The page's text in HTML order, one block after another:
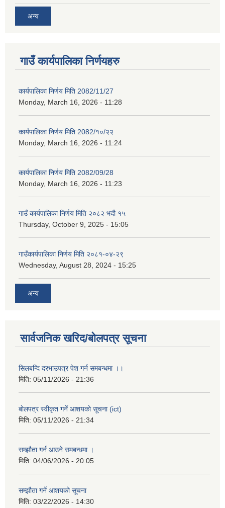
अन्य
गाउँ कार्यपालिका निर्णयहरु
कार्यपालिका निर्णय मिति 2082/11/27
Monday, March 16, 2026 - 11:28
कार्यपालिका निर्णय मिति 2082/१०/२२
Monday, March 16, 2026 - 11:24
कार्यपालिका निर्णय मिति 2082/09/28
Monday, March 16, 2026 - 11:23
गाउँ कार्यपालिका निर्णय मिति २०८२ भदौ १५
Thursday, October 9, 2025 - 15:05
गाउँकार्यपालिका निर्णय मिति २०८१-०४-२९
Wednesday, August 28, 2024 - 15:25
अन्य
सार्वजनिक खरिद/बोलपत्र सूचना
सिलबन्दि दरभाउपत्र पेश गर्न समबन्धमा ।।
मिति: 05/11/2026 - 21:36
बाेलपत्र स्वीकृत गर्ने आशयकाे सूचना (ict)
मिति: 05/11/2026 - 21:34
सम्झौता गर्न आउने समबन्धमा ।
मिति: 04/06/2026 - 20:05
सम्झौता गर्ने आशयको सूचना
मिति: 03/22/2026 - 14:30